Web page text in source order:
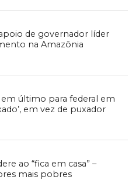
de governador líder
na Amazônia
em último para federal em
em vez de puxador
ao “fica em casa” –
mais pobres